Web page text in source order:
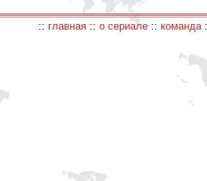
:: главная :: о сериале :: команда